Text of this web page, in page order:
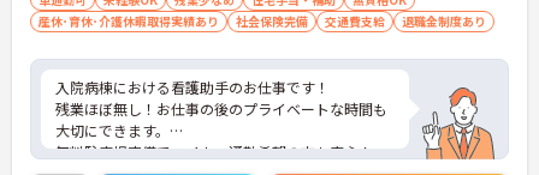
産休･育休･介護休暇取得実績あり
社会保険完備 交通費支給 退職金制度あり
入院病棟における看護助手のお仕事です！
残業ほぼ無し！お仕事の後のプライベートな時間も
大切にできます。
無料駐車場完備でマイカー通勤希望の方も安心！